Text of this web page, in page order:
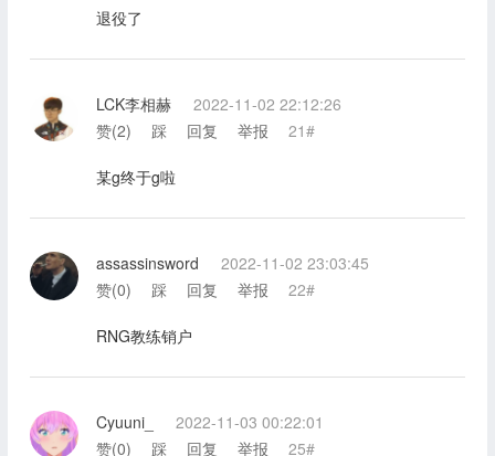
退役了
LCK李相赫
2022-11-02 22:12:26
赞(2) 踩 回复 举报 21#
某g终于g啦
assassinsword
2022-11-02 23:03:45
赞(0) 踩 回复 举报 22#
RNG教练销户
Cyuuni_
2022-11-03 00:22:01
赞(0) 踩 回复 举报 25#